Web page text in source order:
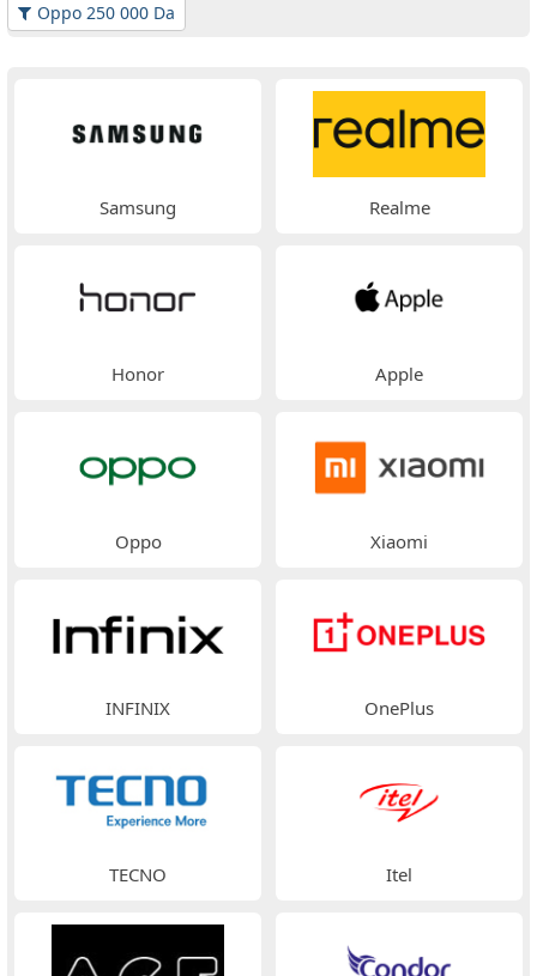
Oppo 250 000 Da
Samsung Realme
Honor Apple
Oppo Xiaomi
INFINIX OnePlus
TECNO Itel